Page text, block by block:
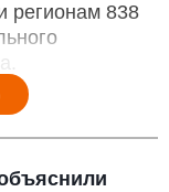
регионам 838